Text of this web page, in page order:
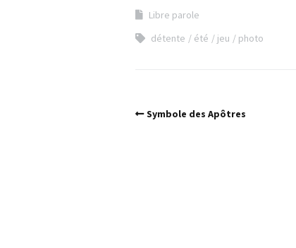
Libre parole
détente
été jeu photo
Symbole des Apôtres